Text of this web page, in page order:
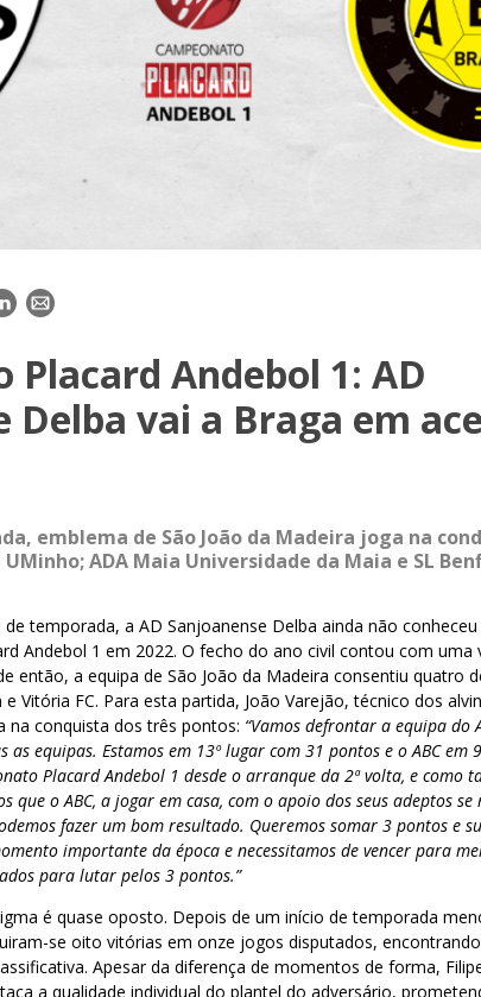
E-
Placard Andebol 1: AD
Delba vai a Braga em
emblema de São João da Madeira joga na
ADA Maia Universidade da Maia e SL
temporada, a AD Sanjoanense Delba ainda não
Andebol 1 em 2022. O fecho do ano civil contou com uma
então, a equipa de São João da Madeira consentiu quatro
Vitória FC. Para esta partida, João Varejão, técnico dos
na conquista dos três pontos: “Vamos defrontar a equipa do
equipas. Estamos em 13º lugar com 31 pontos e o ABC em
Placard Andebol 1 desde o arranque da 2ª volta, e como
que o ABC, a jogar em casa, com o apoio dos seus adeptos
fazer um bom resultado. Queremos somar 3 pontos e
importante da época e necessitamos de vencer para
para lutar pelos 3 pontos.”
é quase oposto. Depois de um início de temporada
se oito vitórias em onze jogos disputados,
Apesar da diferença de momentos de forma,
a qualidade individual do plantel do adversário,